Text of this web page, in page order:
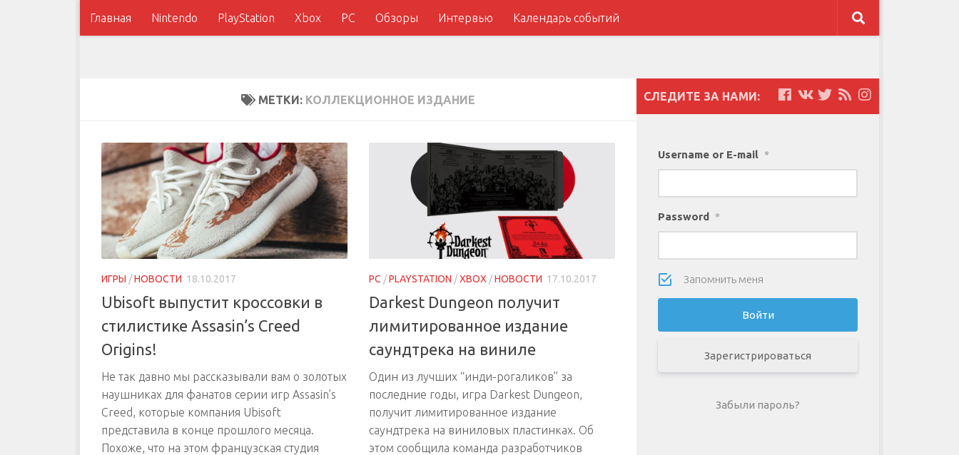
Главная Nintendo PlayStation Xbox PC Обзоры Интервью Календарь событий
МЕТКИ: КОЛЛЕКЦИОННОЕ ИЗДАНИЕ
ИГРЫ /НОВОСТИ 18.10.2017
Ubisoft выпустит кроссовки в
стилистике Assasin’s Creed
Origins!
Не так давно мы рассказывали вам о золотых
наушниках для фанатов серии игр Assasin’s
Creed, которые компания Ubisoft
представила в конце прошлого месяца.
Похоже, что на этом французская студия
PC /PLAYSTATION /XBOX /НОВОСТИ 17.10.2017
Darkest Dungeon получит
лимитированное издание
саундтрека на виниле
Один из лучших “инди-рогаликов” за
последние годы, игра Darkest Dungeon,
получит лимитированное издание
саундтрека на виниловых пластинках. Об
этом сообщила команда разработчиков
СЛЕДИТЕ ЗА НАМИ:
Username or E-mail *
Password *
Запомнить меня
Зарегистрироваться
Забыли пароль?